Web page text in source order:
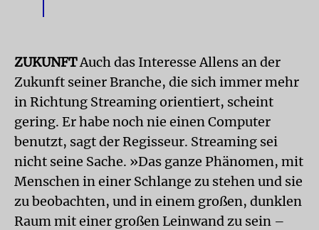
ZUKUNFTAuch das Interesse Allens an der
Zukunft seiner Branche, die sich immer mehr
in Richtung Streaming orientiert, scheint
gering. Er habe noch nie einen Computer
benutzt, sagt der Regisseur. Streaming sei
nicht seine Sache. »Das ganze Phänomen, mit
Menschen in einer Schlange zu stehen und sie
zu beobachten, und in einem großen, dunklen
Raum mit einer großen Leinwand zu sein –